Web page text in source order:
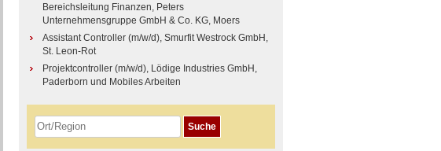
Bereichsleitung Finanzen, Peters
Unternehmensgruppe GmbH & Co. KG, Moers
Assistant Controller (m/w/d), Smurfit Westrock GmbH,
St. Leon-Rot
Projektcontroller (m/w/d), Lödige Industries GmbH,
Paderborn und Mobiles Arbeiten